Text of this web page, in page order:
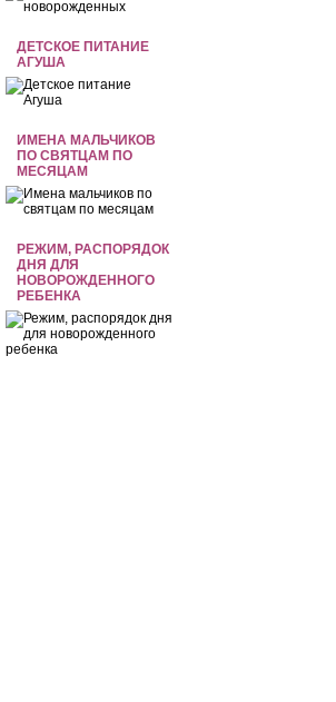
ДЕТСКОЕ ПИТАНИЕ
АГУША
ИМЕНА МАЛЬЧИКОВ
ПО СВЯТЦАМ ПО
МЕСЯЦАМ
РЕЖИМ, РАСПОРЯДОК
ДНЯ ДЛЯ
НОВОРОЖДЕННОГО
РЕБЕНКА